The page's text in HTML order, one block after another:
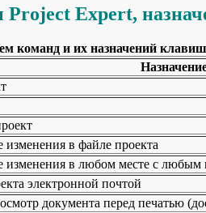
Expert,
команд и их назначений
изменения в файле проекта
изменения в любом месте с
электронной почтой
документа перед печатью